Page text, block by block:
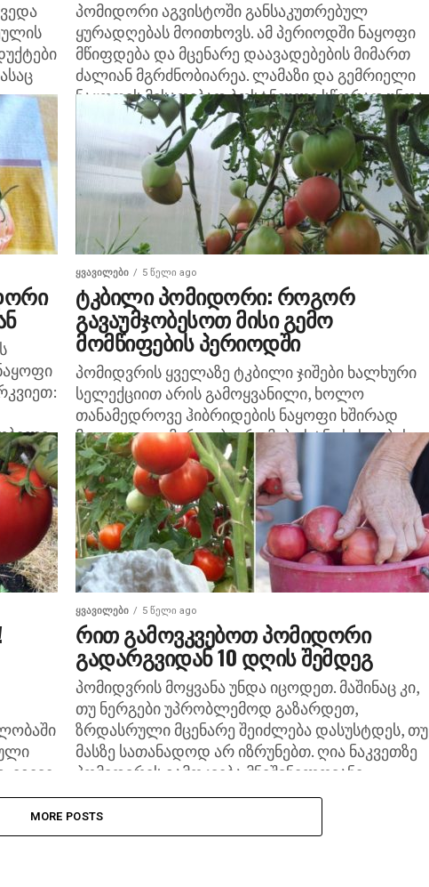
პომიდორი აგვისტოში განსაკუთრებულ
ყურადღებას მოითხოვს. ამ პერიოდში ნაყოფი
მწიფდება და მცენარე დაავადებების მიმართ
ძალიან მგრძნობიარეა. ლამაზი და გემრიელი
ნაყოფის მისაღებად ბოსტნეული სწორად უნდა
გადაჭრათ. Alltime.ge–ს რედაქცია...
ᲧᲕᲐᲕᲘᲚᲔᲑᲘ 5 წელი ago
ტკბილი პომიდორი: როგორ
გავაუმჯობესოთ მისი გემო
მომწიფების პერიოდში
პომიდვრის ყველაზე ტკბილი ჯიშები ხალხური
სელექციით არის გამოყვანილი, ხოლო
თანამედროვე ჰიბრიდების ნაყოფი ხშირად
მჟავე და უგემურია. ბევრი მებოსტნე სახეობის
არჩევისას აქცენტს ნაადრევი და მსხვილი
ნაყოფის ჯიშებზე...
იგივე
ᲧᲕᲐᲕᲘᲚᲔᲑᲘ 5 წელი ago
რით გამოვკვებოთ პომიდორი
გადარგვიდან 10 დღის შემდეგ
პომიდვრის მოყვანა უნდა იცოდეთ. მაშინაც კი,
თუ ნერგები უპრობლემოდ გაზარდეთ,
ზრდასრული მცენარე შეიძლება დასუსტდეს, თუ
მასზე სათანადოდ არ იზრუნებთ. ღია ნაკვეთზე
პომიდვრის გამოკვება მნიშვნელოვანი
პროცესია, რომლის...
MORE POSTS